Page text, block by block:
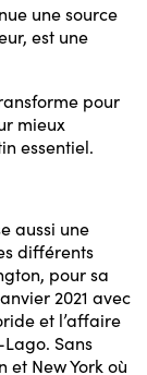
une source
est une
pour
mieux
essentiel.
aussi une
différents
pour sa
2021 avec
et l’affaire
Sans
New York où